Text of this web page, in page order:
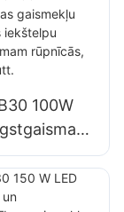
100W